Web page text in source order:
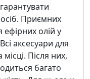
Приємних
ефірних олій у
аксесуари для
Після них,
багато